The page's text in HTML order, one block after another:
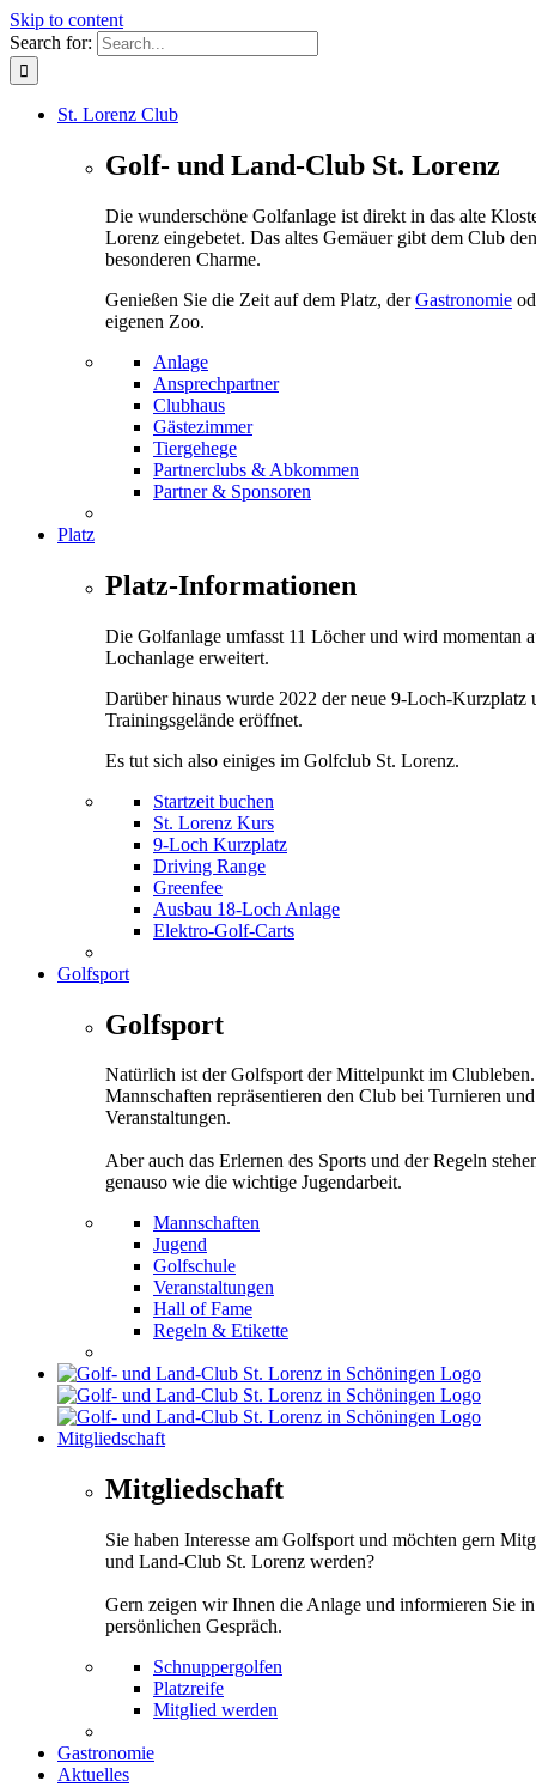
Skip to content
Search for:
St. Lorenz Club
Golf- und Land-Club St. Lorenz
Die wunderschöne Golfanlage ist direkt in das alte
Lorenz eingebetet. Das altes Gemäuer gibt dem Club
besonderen Charme.
Genießen Sie die Zeit auf dem Platz, derGastronomie
eigenen Zoo.
Anlage
Ansprechpartner
Clubhaus
Gästezimmer
Tiergehege
Partnerclubs & Abkommen
Partner & Sponsoren
Platz
Platz-Informationen
Die Golfanlage umfasst 11 Löcher und wird momentan
Lochanlage erweitert.
Darüber hinaus wurde 2022 der neue 9-Loch-Kurzplatz
Trainingsgelände eröffnet.
Es tut sich also einiges im Golfclub St. Lorenz.
Startzeit buchen
St. Lorenz Kurs
9-Loch Kurzplatz
Driving Range
Greenfee
Ausbau 18-Loch Anlage
Elektro-Golf-Carts
Golfsport
Golfsport
Natürlich ist der Golfsport der Mittelpunkt im
Mannschaften repräsentieren den Club bei Turnieren und
Veranstaltungen.
Aber auch das Erlernen des Sports und der Regeln
genauso wie die wichtige Jugendarbeit.
Mannschaften
Jugend
Golfschule
Veranstaltungen
Hall of Fame
Regeln & Etikette
Mitgliedschaft
Mitgliedschaft
Sie haben Interesse am Golfsport und möchten gern
und Land-Club St. Lorenz werden?
Gern zeigen wir Ihnen die Anlage und informieren Sie
persönlichen Gespräch.
Schnuppergolfen
Platzreife
Mitglied werden
Gastronomie
Aktuelles